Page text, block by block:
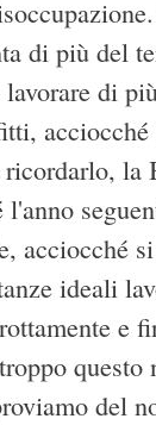
di più del
di
la
l'anno
acciocché
ideali
e
questo
del